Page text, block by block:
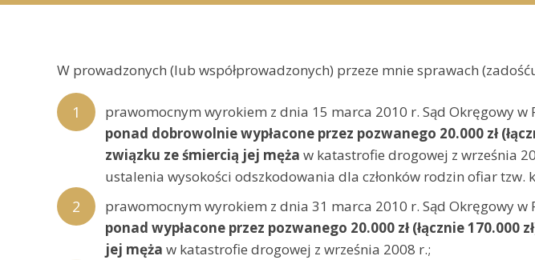
W prowadzonych (lub współprowadzonych) przeze mnie sprawach
prawomocnym wyrokiem z dnia 15 marca 2010 r. Sąd Okręgowy w
ponad dobrowolnie wypłacone przez pozwanego 20.000 zł
związku ze śmiercią jej męża w katastrofie drogowej z września
ustalenia wysokości odszkodowania dla członków rodzin ofiar tzw.
prawomocnym wyrokiem z dnia 31 marca 2010 r. Sąd Okręgowy w
ponad wypłacone przez pozwanego 20.000 zł (łącznie
jej męża w katastrofie drogowej z września 2008 r.;